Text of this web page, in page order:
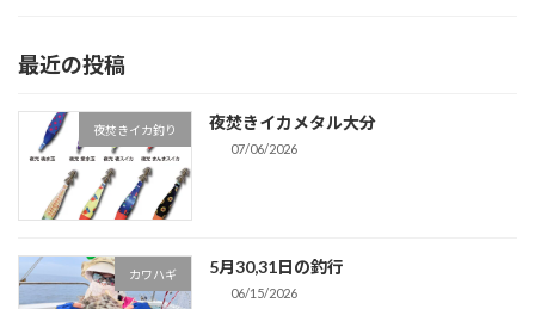
最近の投稿
夜焚きイカ釣り 夜焚きイカメタル大分
07/06/2026
カワハギ 5月30,31日の釣行
06/15/2026